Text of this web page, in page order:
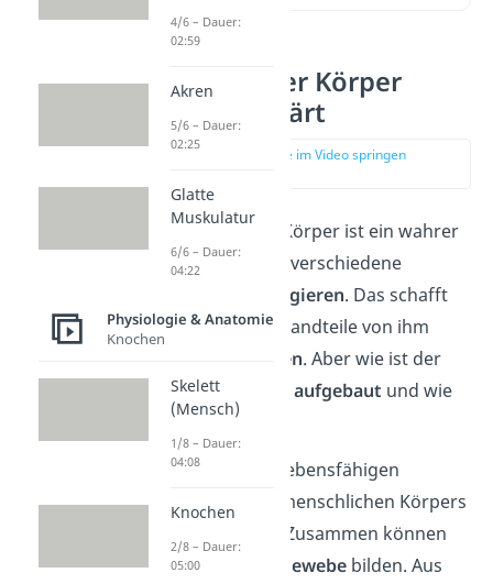
Menschlicher Körper
einfach erklärt
zur Stelle im Video springen
Der menschliche Körper ist ein wahrer
Meister darin, auf verschiedene
reagieren. Das schafft
er, indem alle Bestandteile von ihm
zusammenarbeiten. Aber wie ist der
Körper überhaupt aufgebaut und wie
funktioniert er?
Als die kleinsten, lebensfähigen
Bestandteile
des menschlichen Körpers
. Zusammen können
sie sogenanntes
Gewebe bilden. Aus
4/6 – Dauer:
02:59
Akren
5/6 – Dauer:
02:25
Glatte
Muskulatur
6/6 – Dauer:
04:22
Physiologie & Anatomie
Knochen
Skelett
(Mensch)
1/8 – Dauer:
04:08
Knochen
2/8 – Dauer:
05:00